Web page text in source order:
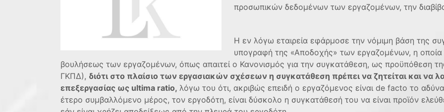
προσωπικών δεδομένων των εργαζομένων, την
Η εν λόγω εταιρεία εφάρμοσε την νόμιμη βάση της
υπογραφή της «Αποδοχής» των εργαζομένων, η
βουλήσεως των εργαζομένων, όπως απαιτεί ο Κανονισμός για την συγκατάθεση, ως προϋπόθεση
ΓΚΠΔ), διότι στο πλαίσιο των εργασιακών σχέσεων η συγκατάθεση πρέπει να ζητείται και να
επεξεργασίας ως ultima ratio, λόγω του ότι, ακριβώς επειδή ο εργαζόμενος είναι de factο το
έτερο συμβαλλόμενο μέρος, τον εργοδότη, είναι δύσκολο η συγκατάθεσή του να είναι προϊόν